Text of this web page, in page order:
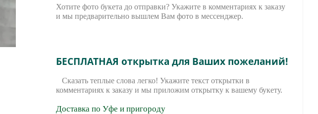
Хотите фото букета до отправки? Укажите в комментариях к заказу
и мы предварительно вышлем Вам фото в мессенджер.
БЕСПЛАТНАЯ открытка для Ваших пожеланий!
Сказать теплые слова легко! Укажите текст открытки в
комментариях к заказу и мы приложим открытку к вашему букету.
Доставка по Уфе и пригороду